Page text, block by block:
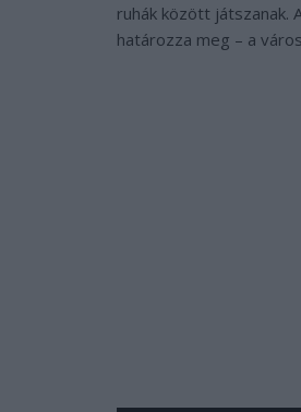
ruhák között játszanak.
határozza meg – a